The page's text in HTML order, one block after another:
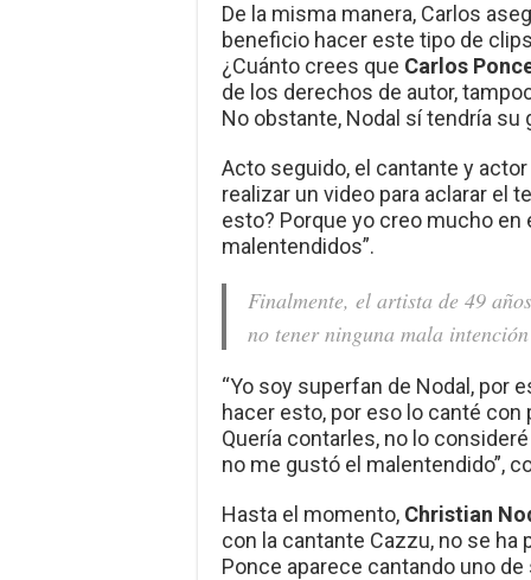
De la misma manera, Carlos
beneficio hacer este tipo de
¿Cuánto crees que Carlos
de los derechos de autor,
No obstante, Nodal sí tendría su
Acto seguido, el cantante y
realizar un video para aclarar el
esto? Porque yo creo mucho en
malentendidos”.
Finalmente, el artista de 49
no tener ninguna mala
“Yo soy superfan de Nodal, por
hacer esto, por eso lo canté
Quería contarles, no lo
no me gustó el malentendido”,
Hasta el momento, Christian
con la cantante Cazzu, no se
Ponce aparece cantando uno